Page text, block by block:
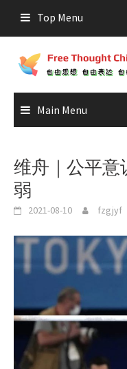
content
Top Menu
Main Menu
维舟｜公平意
弱
2021-08-10 fzgjyf